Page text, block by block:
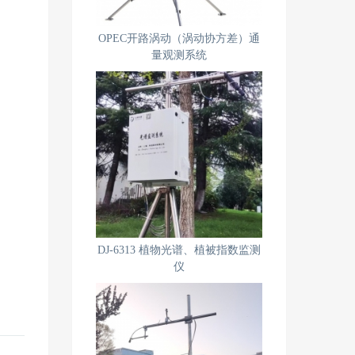
OPEC开路涡动（涡动协方差）通
量观测系统
DJ-6313 植物光谱、植被指数监测
仪